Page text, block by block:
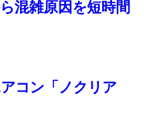
混雑原因を短時間
コン「ノクリア